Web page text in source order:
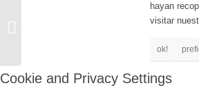
hayan
visitar
ok!
Cookie and Privacy Settings